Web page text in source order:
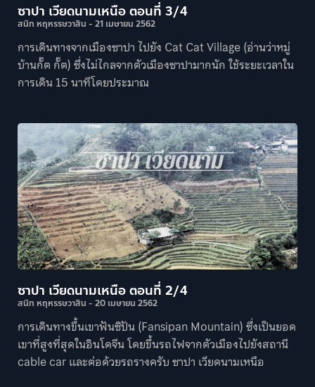
ซาปา เวียดนามเหนือ ตอนที่ 3/4
สนิท หฤหรรษวาสิน 21 เมษายน 2562
การเดินทางจากเมืองซาปา ไปยัง Cat Cat Village (อ่านว่าหมู่
บ้านกั๊ต กั๊ต) ซึ่งไม่ไกลจากตัวเมืองซาปามากนัก ใช้ระยะเวลาใน
การเดิน 15 นาทีโดยประมาณ
ซาปา เวียดนามเหนือ ตอนที่ 2/4
สนิท หฤหรรษวาสิน 20 เมษายน 2562
การเดินทางขึ้นเขาฟันซิปัน (Fansipan Mountain) ซึ่งเป็นยอด
เขาที่สูงที่สุดในอินโดจีน โดยขึ้นรถไฟจากตัวเมืองไปยังสถานี
cable car และต่อด้วยรถรางครับ ซาปา เวียดนามเหนือ